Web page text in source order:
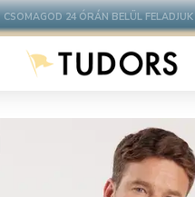
10.000 Ft FELETT INGYENES SZÁLLÍTÁS
FOXPOST CSOMAGAUTOMATÁBA !